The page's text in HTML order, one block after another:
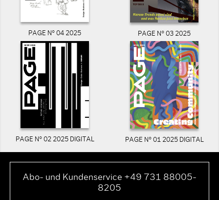
PAGE N° 04 2025 PAGE N° 03 2025
PAGE N° 02 2025 DIGITAL PAGE N° 01 2025 DIGITAL
Abo- und Kundenservice +49 731 88005-
8205